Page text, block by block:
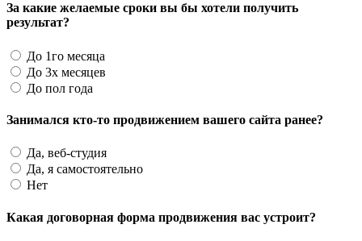
За какие желаемые сроки вы бы хотели получить
результат?
До 1го месяца
До 3х месяцев
До пол года
Занимался кто-то продвижением вашего сайта ранее?
Да, веб-студия
Да, я самостоятельно
Нет
Какая договорная форма продвижения вас устроит?